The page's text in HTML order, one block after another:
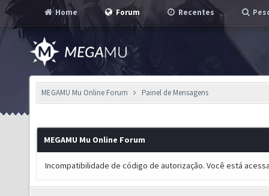
Home Forum Recentes
MEGAMU Mu Online Forum Painel de Mensagens
MEGAMU Mu Online Forum
Incompatibilidade de código de autorização. Você está